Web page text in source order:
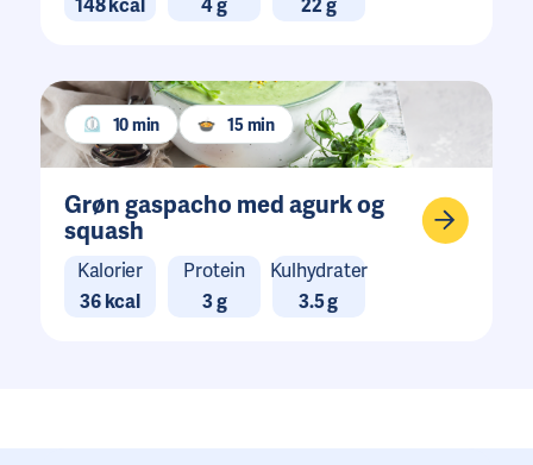
148 kcal
4 g
22 g
10 min 15 min
Grøn gaspacho med agurk og
squash
Kalorier
36 kcal
Protein
3 g
Kulhydrater
3.5 g